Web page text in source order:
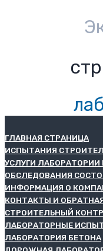
ГЛАВНАЯ СТРАНИЦА
ИСПЫТАНИЯ
УСЛУГИ
ОБСЛЕДОВАНИЯ
ИНФОРМАЦИЯ О
КОНТАКТЫ И
СТРОИТЕЛЬНЫЙ
ЛАБОРАТОРНЫЕ
ЛАБОРАТОРИЯ БЕТОНА